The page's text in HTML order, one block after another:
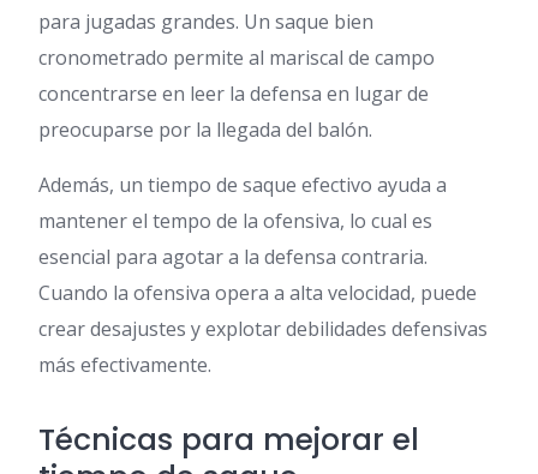
para jugadas grandes. Un saque bien
cronometrado permite al mariscal de campo
concentrarse en leer la defensa en lugar de
preocuparse por la llegada del balón.
Además, un tiempo de saque efectivo ayuda a
mantener el tempo de la ofensiva, lo cual es
esencial para agotar a la defensa contraria.
Cuando la ofensiva opera a alta velocidad, puede
crear desajustes y explotar debilidades defensivas
más efectivamente.
Técnicas para mejorar el